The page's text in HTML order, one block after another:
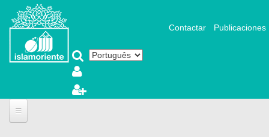
Pular para o conteúdo principal
Contactar Publicaciones